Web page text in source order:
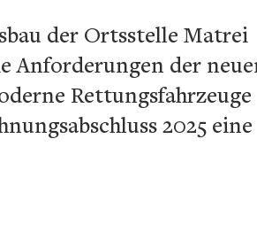
der Ortsstelle Matrei
Anforderungen der
Rettungsfahrzeuge
2025 eine